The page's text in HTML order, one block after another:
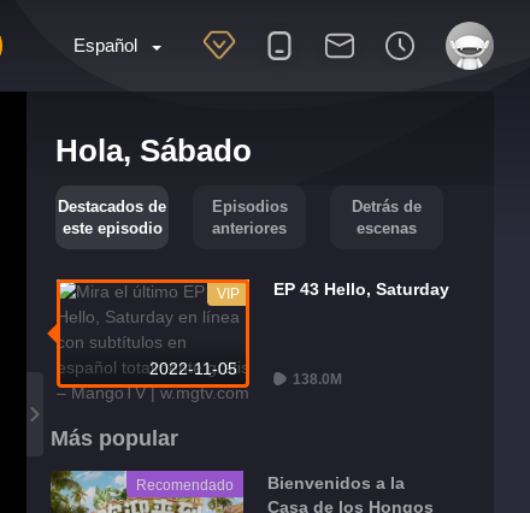
Español
Hola, Sábado
Destacados de
este episodio
Episodios
anteriores
Detrás de
escenas
2022-11-05
VIP EP 43 Hello, Saturday
138.0M
Más popular
Recomendado
Bienvenidos a la
Casa de los Hongos